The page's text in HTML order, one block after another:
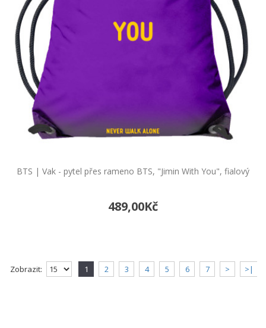
BTS | Vak - pytel přes rameno BTS, "Jimin With You", fialový
489,00Kč
Zobrazit: 1 2 3 4 5 6 7 > >|